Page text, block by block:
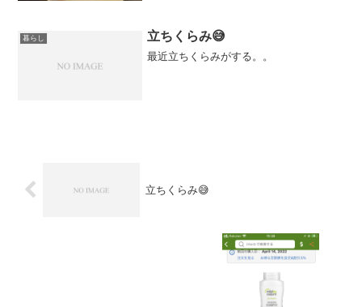
暮らし 立ちくらみ😅
最近立ちくらみがする。。
立ちくらみ😅